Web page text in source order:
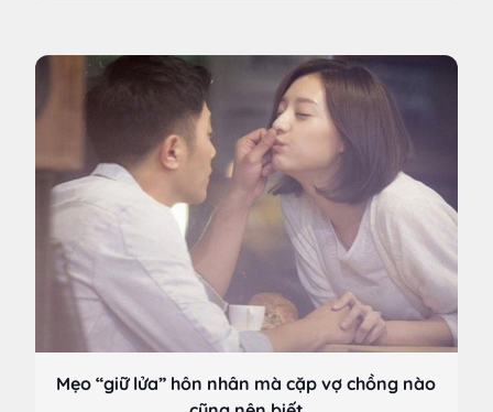
Mẹo “giữ lửa” hôn nhân mà cặp vợ chồng nào